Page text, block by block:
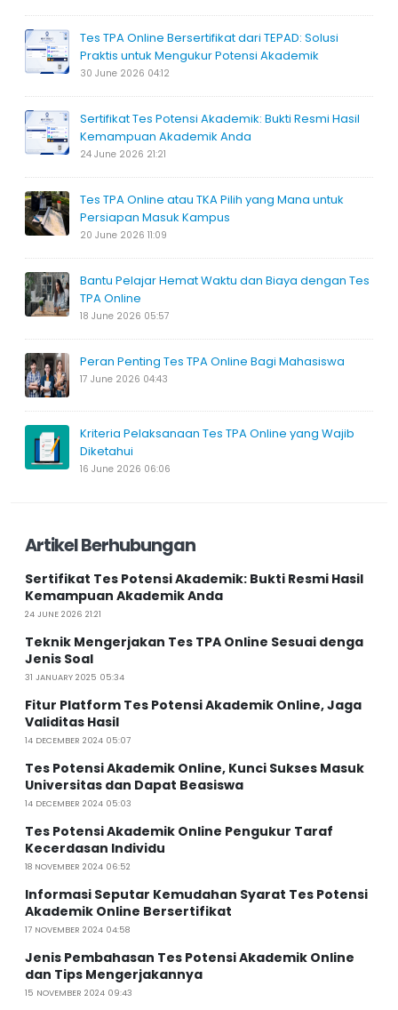
Tes TPA Online Bersertifikat dari TEPAD: Solusi
Praktis untuk Mengukur Potensi Akademik
30 June 2026 04:12
Sertifikat Tes Potensi Akademik: Bukti Resmi Hasil
Kemampuan Akademik Anda
24 June 2026 21:21
Tes TPA Online atau TKA Pilih yang Mana untuk
Persiapan Masuk Kampus
20 June 2026 11:09
Bantu Pelajar Hemat Waktu dan Biaya dengan Tes
TPA Online
18 June 2026 05:57
Peran Penting Tes TPA Online Bagi Mahasiswa
17 June 2026 04:43
Kriteria Pelaksanaan Tes TPA Online yang Wajib
Diketahui
16 June 2026 06:06
Artikel Berhubungan
Sertifikat Tes Potensi Akademik: Bukti Resmi Hasil
Kemampuan Akademik Anda
24 JUNE 2026 21:21
Teknik Mengerjakan Tes TPA Online Sesuai denga
Jenis Soal
31 JANUARY 2025 05:34
Fitur Platform Tes Potensi Akademik Online, Jaga
Validitas Hasil
14 DECEMBER 2024 05:07
Tes Potensi Akademik Online, Kunci Sukses Masuk
Universitas dan Dapat Beasiswa
14 DECEMBER 2024 05:03
Tes Potensi Akademik Online Pengukur Taraf
Kecerdasan Individu
18 NOVEMBER 2024 06:52
Informasi Seputar Kemudahan Syarat Tes Potensi
Akademik Online Bersertifikat
17 NOVEMBER 2024 04:58
Jenis Pembahasan Tes Potensi Akademik Online
dan Tips Mengerjakannya
15 NOVEMBER 2024 09:43